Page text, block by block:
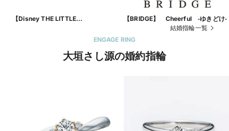
【Disney THE LITTLE
【BRIDGE】 Cheerful ‐ゆきどけ‐
結婚指輪一覧
ENGAGE RING
大垣さし源の婚約指輪